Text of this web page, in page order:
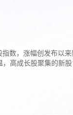
数，涨幅创发布以
高成长股聚集的新